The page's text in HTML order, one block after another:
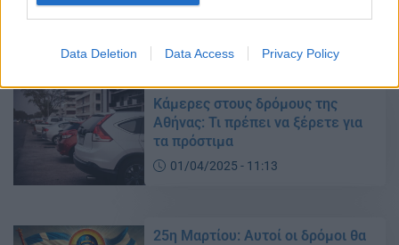
Data Deletion Data Access Privacy Policy
λόγω καλοκαιριού
Κάμερες στους δρόμους της
Αθήνας: Τι πρέπει να ξέρετε για
τα πρόστιμα
01/04/2025 - 11:13
25η Μαρτίου: Αυτοί οι δρόμοι θα